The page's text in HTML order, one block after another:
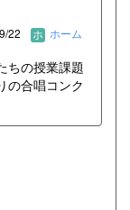
22
ホーム
ちの授業課題
の合唱コンク